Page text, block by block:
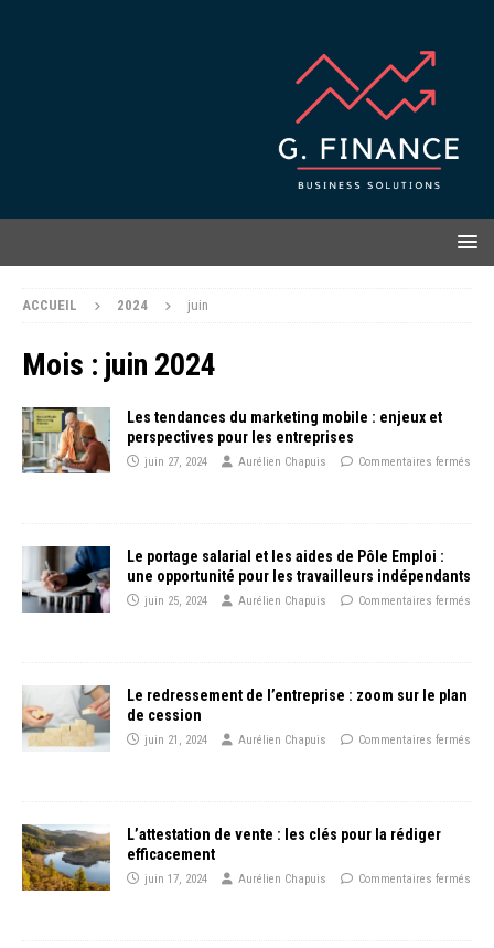
ACCUEIL 2024 juin
Mois : juin 2024
Les tendances du marketing mobile : enjeux et
perspectives pour les entreprises
juin 27, 2024 Aurélien Chapuis Commentaires fermés
Le portage salarial et les aides de Pôle Emploi :
une opportunité pour les travailleurs indépendants
juin 25, 2024 Aurélien Chapuis Commentaires fermés
Le redressement de l’entreprise : zoom sur le plan
de cession
juin 21, 2024 Aurélien Chapuis Commentaires fermés
L’attestation de vente : les clés pour la rédiger
efficacement
juin 17, 2024 Aurélien Chapuis Commentaires fermés